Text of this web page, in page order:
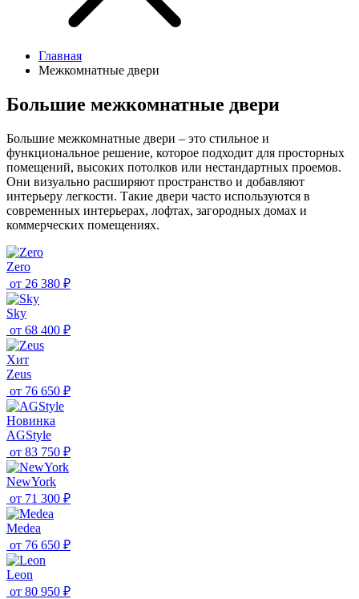
Главная
Межкомнатные двери
Большие межкомнатные двери
Большие межкомнатные двери – это стильное и
функциональное решение, которое подходит для просторных
помещений, высоких потолков или нестандартных проемов.
Они визуально расширяют пространство и добавляют
интерьеру легкости. Такие двери часто используются в
современных интерьерах, лофтах, загородных домах и
коммерческих помещениях.
Zero
от 26 380 ₽
Sky
от 68 400 ₽
Хит
Zeus
от 76 650 ₽
Новинка
AGStyle
от 83 750 ₽
NewYork
от 71 300 ₽
Medea
от 76 650 ₽
Leon
от 80 950 ₽